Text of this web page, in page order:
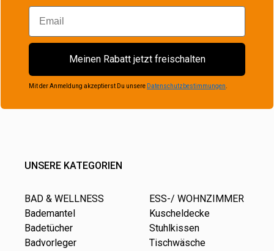
Email
Meinen Rabatt jetzt freischalten
Mit der Anmeldung akzeptierst Du unsere Datenschutzbestimmungen
UNSERE KATEGORIEN
BAD & WELLNESS
Bademantel
Badetücher
Badvorleger
ESS-/ WOHNZIMMER
Kuscheldecke
Stuhlkissen
Tischwäsche